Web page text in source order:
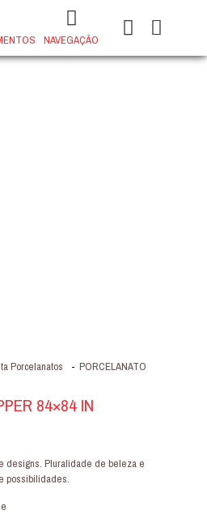
NAVEGAÇÃO
Porcelanatos - PORCELANATO
84×84 IN
designs. Pluralidade de beleza e
possibilidades.